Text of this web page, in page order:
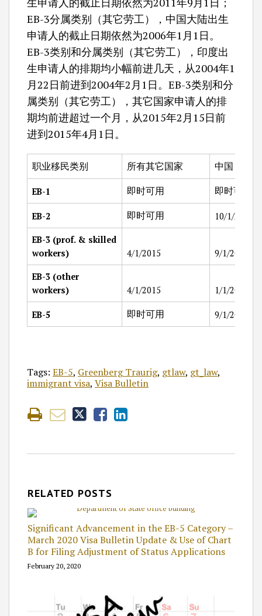
EB-3分属类别（其它劳工），中国大陆出生
申请人的截止日期依然为2006年1月1日。
EB-3类别和分属类别（其它劳工），印度出
生申请人的排期均小幅前进几天，从2004年1
月22日前进到2004年2月1日。EB-3类别和分
属类别（其它劳工），其它国家申请人的排
期均前进超过一个月，从2015年2月15日前
进到2015年4月1日。
职业移民类别 所有其它国家 中国
EB-1 即时可用 即时可用
EB-2 即时可用 10/1/2013
EB-3 (prof. & skilled
workers)
4/1/2015 9/1/2011
EB-3 (other
workers)
4/1/2015 1/1/2006
EB-5 即时可用 9/1/2013
Tags: EB-5, Greenberg Traurig, gtlaw, gt_law,
immigrant visa, Visa Bulletin
RELATED POSTS
Significant Advancement in the EB-5 Category –
March 2020 Visa Bulletin Update & Use of Chart
B for Filing Adjustment of Status Applications
February 20, 2020